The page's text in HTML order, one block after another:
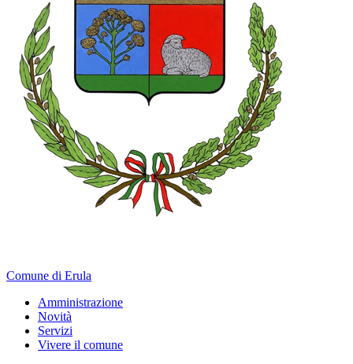
Comune di Erula
Amministrazione
Novità
Servizi
Vivere il comune